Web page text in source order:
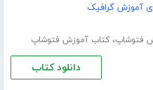
آموزش گرافیک
فتوشاپ،کتاب آموزش فتوشاپ
دانلود کتاب